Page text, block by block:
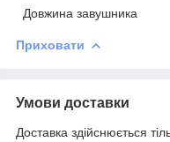
Довжина завушника
Приховати
Умови доставки
Доставка здійснюється